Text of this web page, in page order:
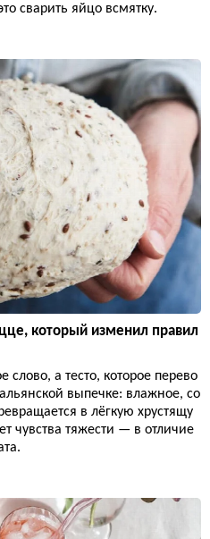
сварить яйцо всмятку.
который изменил правил
а тесто, которое перево
выпечке: влажное, со
в лёгкую хрустящу
чувства тяжести — в отличие